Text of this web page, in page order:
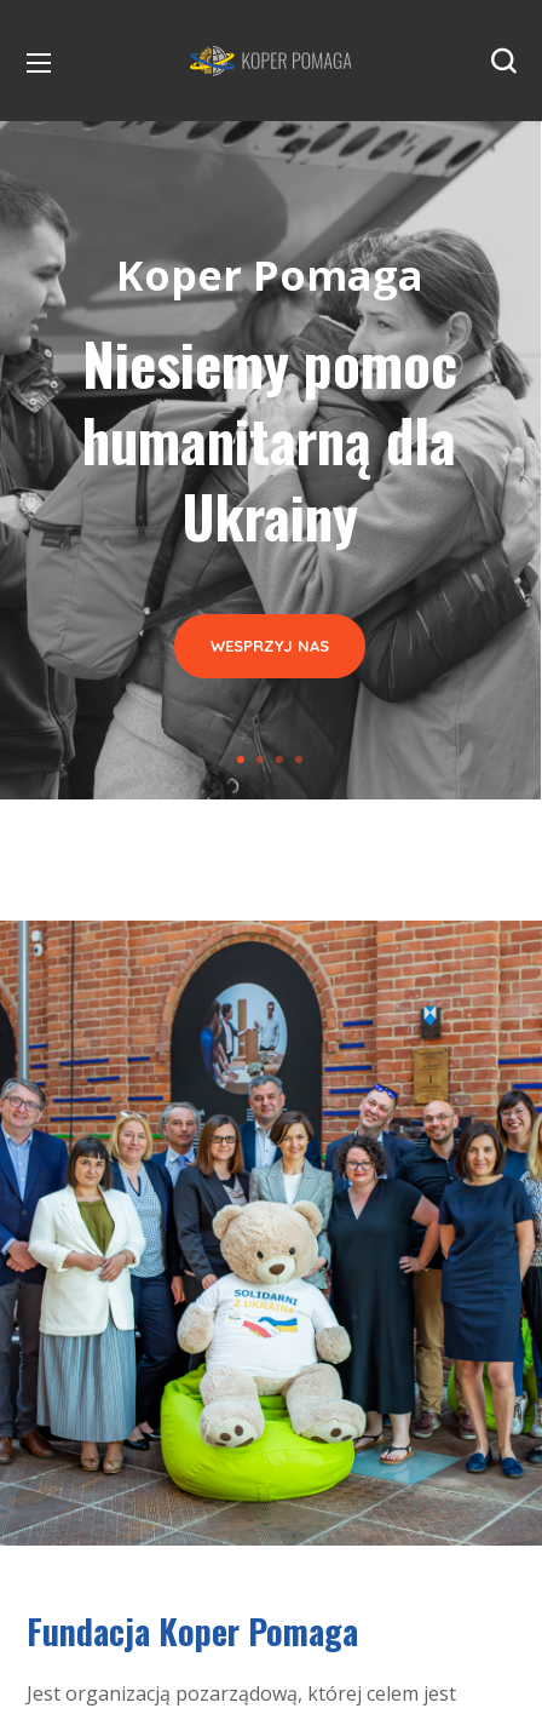
Niesiemy pomoc
humanitarną dla
Ukrainy
Koper Pomaga
WESPRZYJ NAS
Fundacja Koper Pomaga
Jest organizacją pozarządową, której celem jest